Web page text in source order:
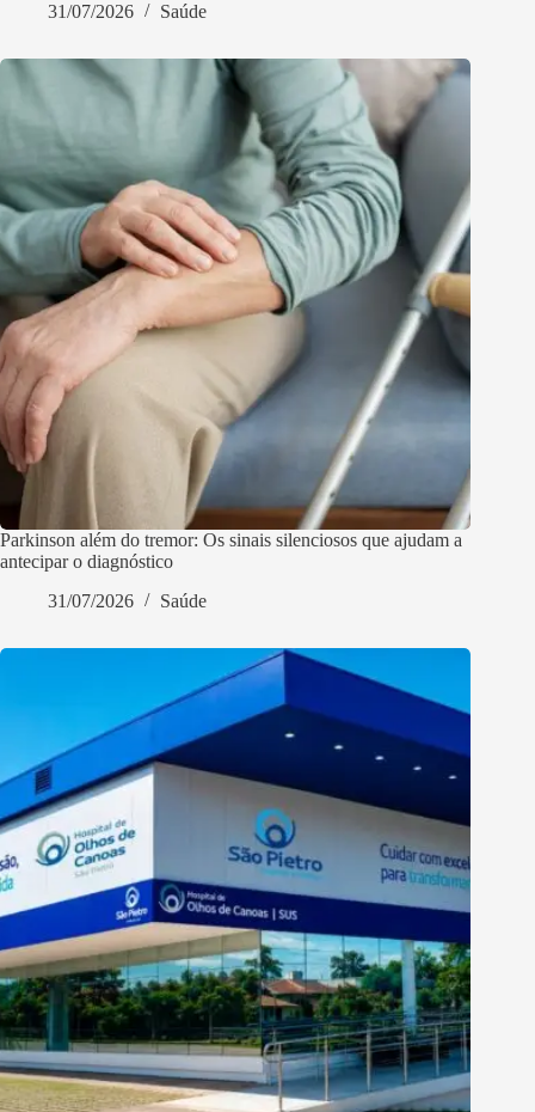
31/07/2026
Saúde
Parkinson além do tremor: Os sinais silenciosos que ajudam a
antecipar o diagnóstico
31/07/2026
Saúde